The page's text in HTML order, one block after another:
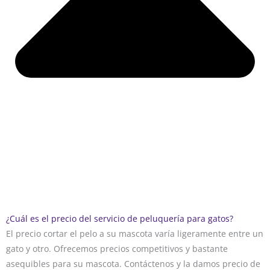
¿Cuál es el precio del servicio de peluquería para gatos?
El precio cortar el pelo a su mascota varía ligeramente entre un
gato y otro. Ofrecemos precios competitivos y bastante
asequibles para su mascota. Contáctenos y la damos precio de